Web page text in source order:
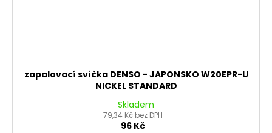
zapalovací svíčka DENSO - JAPONSKO W20EPR-U
NICKEL STANDARD
Skladem
79,34 Kč bez DPH
96 Kč